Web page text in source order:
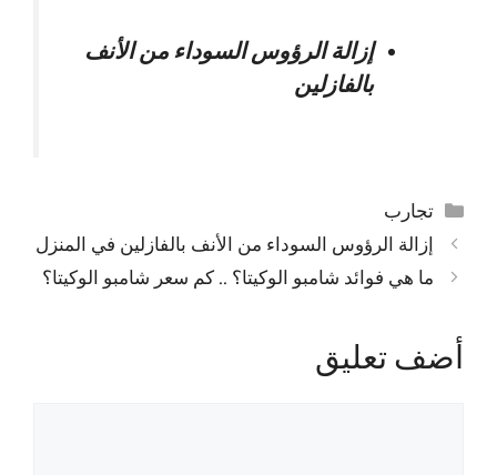
إزالة الرؤوس السوداء من الأنف
بالفازلين
التصنيفات
تجارب
إزالة الرؤوس السوداء من الأنف بالفازلين في المنزل
ما هي فوائد شامبو الوكيتا؟ .. كم سعر شامبو الوكيتا؟
أضف تعليق